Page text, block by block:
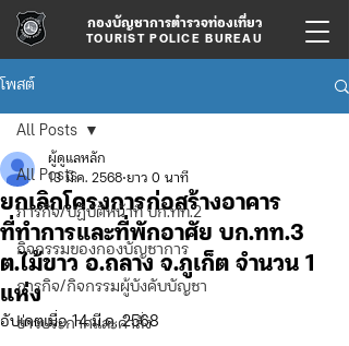
กองบัญชาการตำรวจท่องเที่ยว
TOURIST POLICE BUREAU
โพสต์
All Posts
ภารกิจ/ปฏิบัติหน้าที่ บก.ทท.2
กิจกรรมของกองบัญชาการ
ภารกิจ/กิจกรรมผู้บังคับบัญชา
ข่าวประกาศและคำสั่ง
All Posts
ยกเลิกโครงการก่อสร้างอาคาร
ที่ทำการและที่พักอาศัย บก.ทท.3
ต.ไม้ขาว อ.ถลาง จ.ภูเก็ต จำนวน 1
แห่ง
ผู้ดูแลหลัก
13 มี.ค. 2568 ยาว 0 นาที
อัปเดตเมื่อ14 มี.ค. 2568